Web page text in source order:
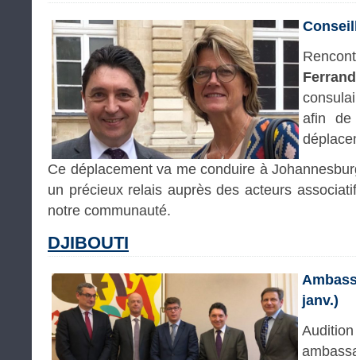
afin de
Ce déplacement va me conduire à
un précieux relais auprès des acteurs
notre communauté.
DJIBOUTI
janv.)